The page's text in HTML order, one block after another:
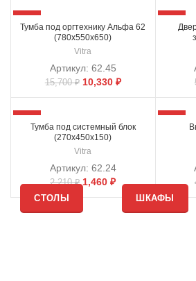
-34%
Тумба под оргтехнику Альфа 62
(780х550х650)
Vitra
Артикул: 62.45
15,700₽ 10,330 ₽
-34%
-34%
Тумба под системный блок
(270х450х150)
Vitra
Артикул: 62.24
2,210₽ 1,460₽
-34%
СТОЛЫ ШКАФЫ